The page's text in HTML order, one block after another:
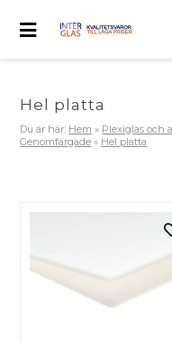
Hel platta
Du är här: Hem » Plexiglas och
Genomfärgade » Hel platta